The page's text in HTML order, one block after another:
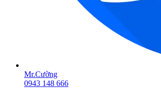
Mr.Cường
0943 148 666